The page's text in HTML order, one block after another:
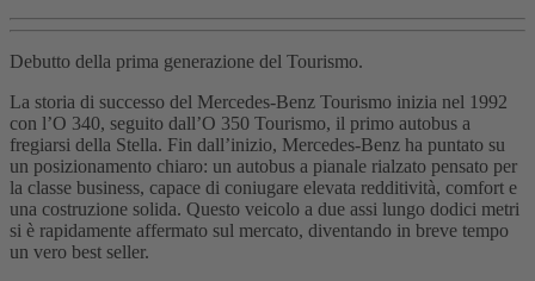
Debutto della prima generazione del Tourismo.
La storia di successo del Mercedes‑Benz Tourismo inizia nel 1992
con l’O 340, seguito dall’O 350 Tourismo, il primo autobus a
fregiarsi della Stella. Fin dall’inizio, Mercedes‑Benz ha puntato su
un posizionamento chiaro: un autobus a pianale rialzato pensato per
la classe business, capace di coniugare elevata redditività, comfort e
una costruzione solida. Questo veicolo a due assi lungo dodici metri
si è rapidamente affermato sul mercato, diventando in breve tempo
un vero best seller.